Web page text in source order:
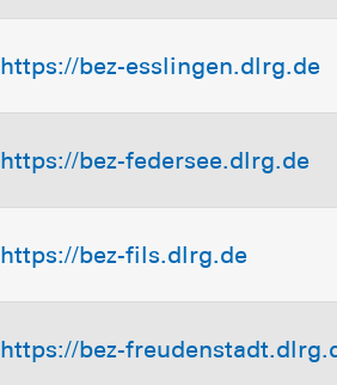
https://bez-esslingen.dlrg.de
https://bez-federsee.dlrg.de
https://bez-fils.dlrg.de
https://bez-